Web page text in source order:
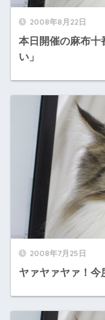
2008年8月22日
本日開催の麻布十
い」
2008年7月25日
ヤァヤァヤァ！今